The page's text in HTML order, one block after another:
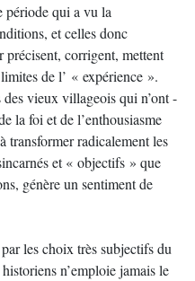
période qui a vu la
et celles donc
précisent, corrigent, mettent
de l’ « expérience ».
vieux villageois qui n’ont -
la foi et de l’enthousiasme
transformer radicalement les
et « objectifs » que
génère un sentiment de
les choix très subjectifs du
n’emploie jamais le